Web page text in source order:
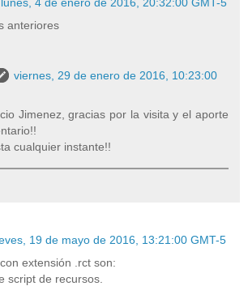
anteriores
viernes, 29 de enero de 2016, 10:23:00
Jimenez, gracias por la visita y el aporte
cualquier instante!!
19 de mayo de 2016, 13:21:00 GMT-5
extensión .rct son:
script de recursos.